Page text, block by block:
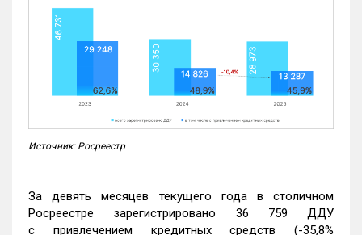
Источник: Росреестр
За девять месяцев текущего года в столичном
Росреестре зарегистрировано 36 759 ДДУ
с привлечением кредитных средств (-35,8%